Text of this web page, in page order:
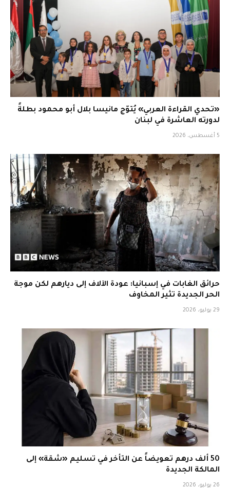
«تحدي القراءة العربي» يُتوّج مانيسا بلال أبو محمود بطلةً
لدورته العاشرة في لبنان
5 أغسطس، 2026
حرائق الغابات في إسبانيا: عودة الآلاف إلى ديارهم لكن موجة
الحر الجديدة تثير المخاوف
29 يوليو، 2026
50 ألف درهم تعويضاً عن التأخر في تسليم «شقة» إلى
المالكة الجديدة
26 يوليو، 2026